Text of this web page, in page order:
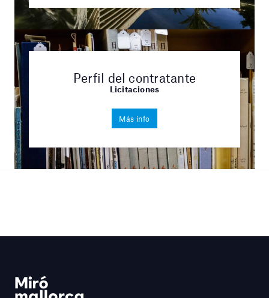
Perfil del contratante
Licitaciones
Más info